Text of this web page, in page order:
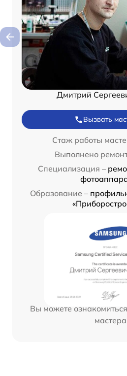
Дмитрий
Вызвать
Стаж работы
Выполнено
Специализация –
Образование –
Вы можете
мастера